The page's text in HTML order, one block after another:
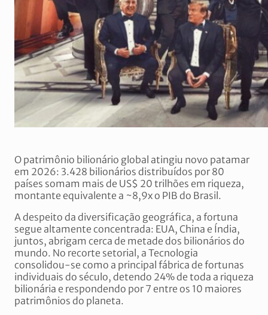
O patrimônio bilionário global atingiu novo patamar
em 2026: 3.428 bilionários distribuídos por 80
países somam mais de US$ 20 trilhões em riqueza,
montante equivalente a ~8,9x o PIB do Brasil.
A despeito da diversificação geográfica, a fortuna
segue altamente concentrada: EUA, China e Índia,
juntos, abrigam cerca de metade dos bilionários do
mundo. No recorte setorial, a Tecnologia
consolidou-se como a principal fábrica de fortunas
individuais do século, detendo 24% de toda a riqueza
bilionária e respondendo por 7 entre os 10 maiores
patrimônios do planeta.